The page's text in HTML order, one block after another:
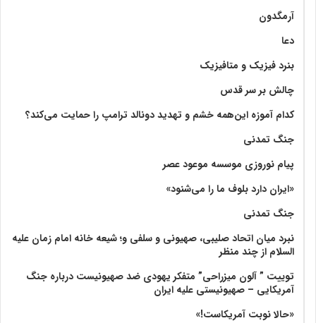
آرمگدون
دعا
بنرد فیزیک و متافیزیک
چالش بر سر قدس
کدام آموزه این‌همه خشم و تهدید دونالد ترامپ را حمایت می‌کند؟
جنگ تمدنی
پیام نوروزی موسسه موعود عصر
«ایران دارد بلوف ما را می‌شنود»
جنگ تمدنی
نبرد میان اتحاد صلیبی، صهیونی و سلفی و؛ شیعه خانه امام زمان علیه
السلام از چند منظر
توییت ” آلون میزراحی” متفکر یهودی ضد صهیونیست درباره جنگ
آمریکایی – صهیونیستی علیه ایران
«حالا نوبت آمریکاست!»